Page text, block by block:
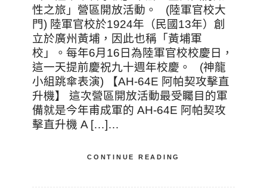
性之旅」營區開放活動。 (陸軍官校大
門) 陸軍官校於1924年（民國13年）創
立於廣州黃埔，因此也稱「黃埔軍
校」。每年6月16日為陸軍官校校慶日，
這一天提前慶祝九十週年校慶。 (神龍
小組跳傘表演) 【AH-64E 阿帕契攻擊直
升機】 這次營區開放活動最受矚目的軍
備就是今年甫成軍的 AH-64E 阿帕契攻
擊直升機 A […]…
CONTINUE READING